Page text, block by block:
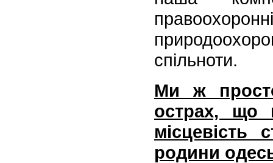
спільноти.
Ми ж
острах, що
місцевість
родини